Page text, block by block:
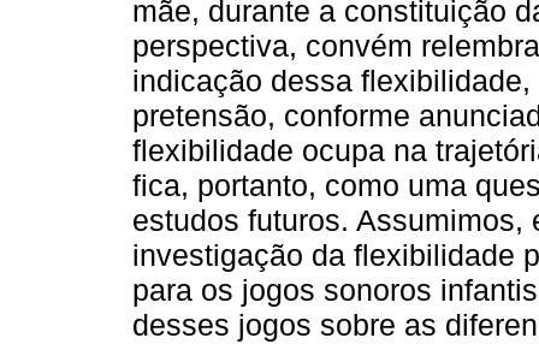
mãe, durante a constituição
perspectiva, convém
indicação dessa
pretensão, conforme
flexibilidade ocupa na
fica, portanto, como uma
estudos futuros. Assumimos,
investigação da flexibilidade
para os jogos sonoros
desses jogos sobre as